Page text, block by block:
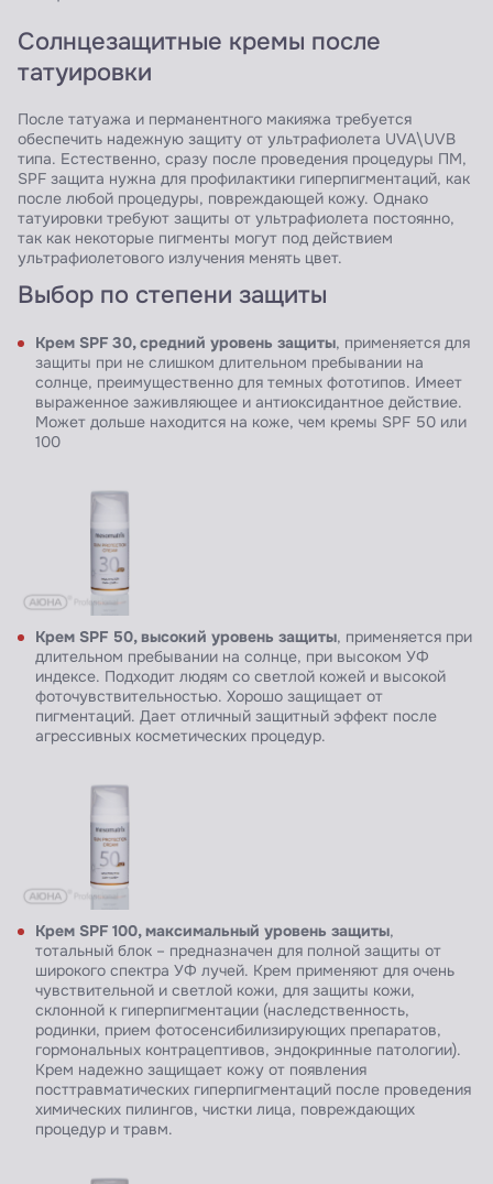
Солнцезащитные кремы после
татуировки
После татуажа и перманентного макияжа требуется
обеспечить надежную защиту от ультрафиолета UVA\UVB
типа. Естественно, сразу после проведения процедуры ПМ,
SPF защита нужна для профилактики гиперпигментаций, как
после любой процедуры, повреждающей кожу. Однако
татуировки требуют защиты от ультрафиолета постоянно,
так как некоторые пигменты могут под действием
ультрафиолетового излучения менять цвет.
Выбор по степени защиты
Крем SPF 30, средний уровень защиты, применяется для
защиты при не слишком длительном пребывании на
солнце, преимущественно для темных фототипов. Имеет
выраженное заживляющее и антиоксидантное действие.
Может дольше находится на коже, чем кремы SPF 50 или
100
Крем SPF 50, высокий уровень защиты, применяется при
длительном пребывании на солнце, при высоком УФ
индексе. Подходит людям со светлой кожей и высокой
фоточувствительностью. Хорошо защищает от
пигментаций. Дает отличный защитный эффект после
агрессивных косметических процедур.
Крем SPF 100, максимальный уровень защиты,
тотальный блок – предназначен для полной защиты от
широкого спектра УФ лучей. Крем применяют для очень
чувствительной и светлой кожи, для защиты кожи,
склонной к гиперпигментации (наследственность,
родинки, прием фотосенсибилизирующих препаратов,
гормональных контрацептивов, эндокринные патологии).
Крем надежно защищает кожу от появления
посттравматических гиперпигментаций после проведения
химических пилингов, чистки лица, повреждающих
процедур и травм.